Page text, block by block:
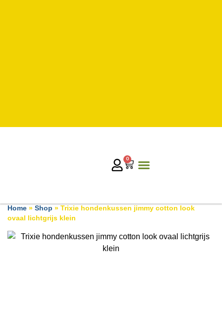
0
Home » Shop » Trixie hondenkussen jimmy cotton look
ovaal lichtgrijs klein